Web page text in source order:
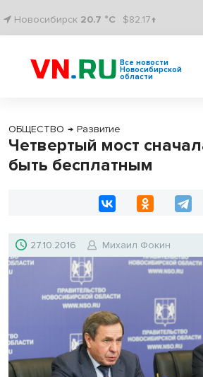
Новосибирск 20.7 °C $82.17↑
Все новости
Новосибирской
области
ОБЩЕСТВО → Развитие
Четвертый мост
быть бесплатным
27.10.2016 Михаил Фокин